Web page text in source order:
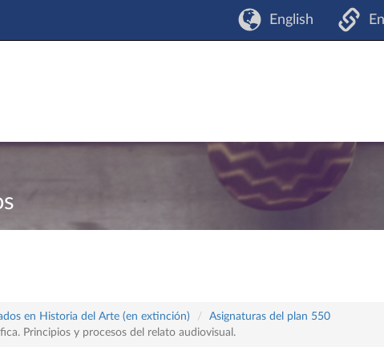
English
en Historia del Arte (en extinción)
Asignaturas del plan 550
Principios y procesos del relato audiovisual.